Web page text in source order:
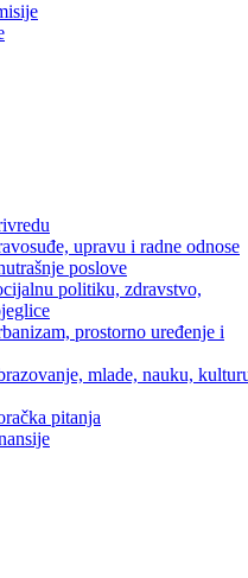
upravu i radne odnose
poslove
politiku, zdravstvo,
prostorno uređenje i
mlade, nauku,
pitanja